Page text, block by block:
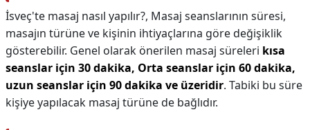
İsveç'te masaj nasıl yapılır?, Masaj seanslarının süresi,
masajın türüne ve kişinin ihtiyaçlarına göre değişiklik
gösterebilir. Genel olarak önerilen masaj süreleri kısa
seanslar için 30 dakika, Orta seanslar için 60 dakika,
uzun seanslar için 90 dakika ve üzeridir. Tabiki bu süre
kişiye yapılacak masaj türüne de bağlıdır.